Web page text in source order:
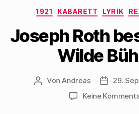
1921 KABARETT LYRIK
Joseph Roth
Wilde
Beitragsautor
VonAndreas
29.
Keine